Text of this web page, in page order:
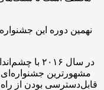
مشهورترین جشنواره‌ای
قابل‌دسترسی بودن از